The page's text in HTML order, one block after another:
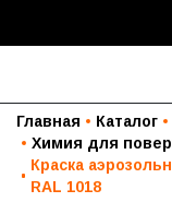
Главная Каталог
Химия для
Краска
RAL 1018